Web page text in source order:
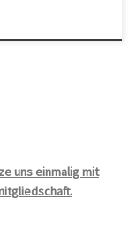
uns einmalig mit